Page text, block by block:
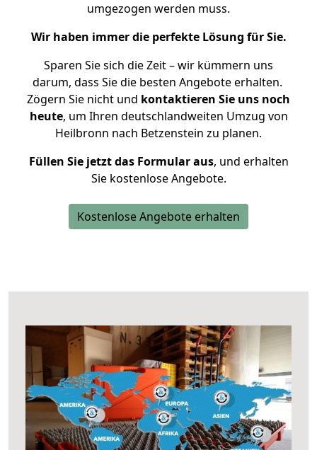
umgezogen werden muss.
Wir haben immer die perfekte Lösung für Sie.
Sparen Sie sich die Zeit – wir kümmern uns
darum, dass Sie die besten Angebote erhalten.
Zögern Sie nicht und kontaktieren Sie uns noch
heute, um Ihren deutschlandweiten Umzug von
Heilbronn nach Betzenstein zu planen.
Füllen Sie jetzt das Formular aus, und erhalten
Sie kostenlose Angebote.
Kostenlose Angebote erhalten